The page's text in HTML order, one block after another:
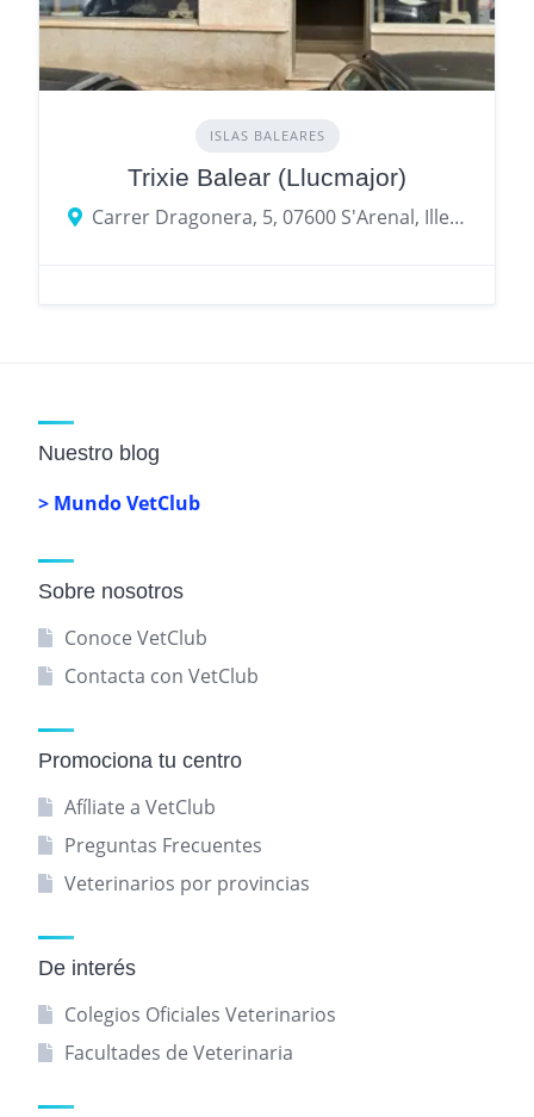
ISLAS BALEARES
Trixie Balear (Llucmajor)
Carrer Dragonera, 5, 07600 S'Arenal, Illes Balears, España
Nuestro blog
> Mundo VetClub
Sobre nosotros
Conoce VetClub
Contacta con VetClub
Promociona tu centro
Afíliate a VetClub
Preguntas Frecuentes
Veterinarios por provincias
De interés
Colegios Oficiales Veterinarios
Facultades de Veterinaria